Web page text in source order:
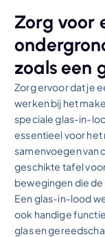
Zorg voor
zoals een
Zorg ervoor dat je
werken bij het
speciale glas-in-
essentieel voor het
samenvoegen van
geschikte tafel
bewegingen die de
Een glas-in-lood
ook handige
glas en